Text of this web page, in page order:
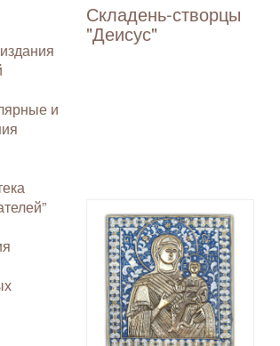
и
Складень-створцы
"Деисус"